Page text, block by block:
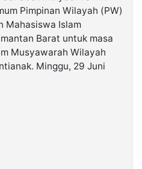
Pimpinan Wilayah (PW)
Mahasiswa Islam
Barat untuk masa
Musyawarah Wilayah
Minggu, 29 Juni